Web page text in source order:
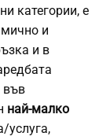
категории, е
и
и в
във
най-малко
услуга,